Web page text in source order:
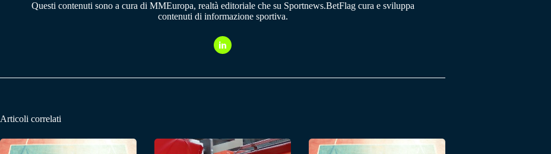
Questi contenuti sono a cura di MMEuropa, realtà editoriale che su Sportnews.BetFlag cura e sviluppa
contenuti di informazione sportiva.
Articoli correlati